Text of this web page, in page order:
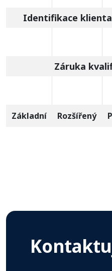
Identifikace
Záruka
Základní Rozšířený